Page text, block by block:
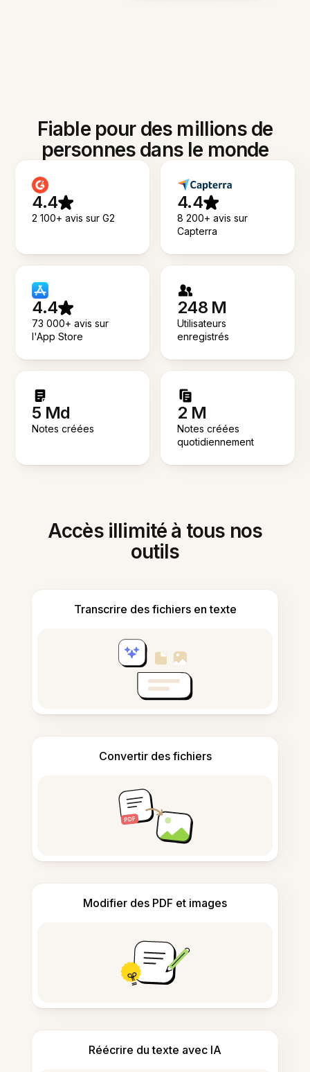
Fiable pour des millions de
personnes dans le monde
4.4
2 100+ avis sur G2
4.4
8 200+ avis sur
Capterra
4.4
73 000+ avis sur
l'App Store
248 M
Utilisateurs
enregistrés
5 Md
Notes créées
2 M
Notes créées
quotidiennement
Accès illimité à tous nos
outils
Transcrire des fichiers en texte
Convertir des fichiers
Modifier des PDF et images
Réécrire du texte avec IA